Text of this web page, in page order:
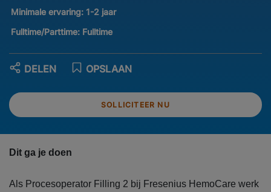
Minimale ervaring: 1-2 jaar
Fulltime/Parttime: Fulltime
SOLLICITEER NU
OPSLAAN
DELEN
Dit ga je doen
Als Procesoperator Filling 2 bij Fresenius HemoCare werk